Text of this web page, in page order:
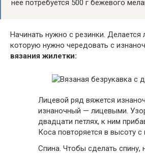
нее потребуется 500 г бежевого
Начинать нужно с резинки. Делается
которую нужно чередовать с
вязания жилетки:
Лицевой ряд вяжется
изнаночный — лицевыми.
двадцати петлях, к ним
Коса повторяется в высоту
Спина. Чтобы сделать спину,